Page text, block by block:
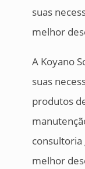
suas
melhor
A Koyano
suas
produtos
melhor